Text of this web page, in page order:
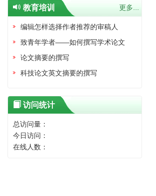
教育培训 更多...
编辑怎样选择作者推荐的审稿人
致青年学者——如何撰写学术论文
论文摘要的撰写
科技论文英文摘要的撰写
访问统计
总访问量：
今日访问：
在线人数：